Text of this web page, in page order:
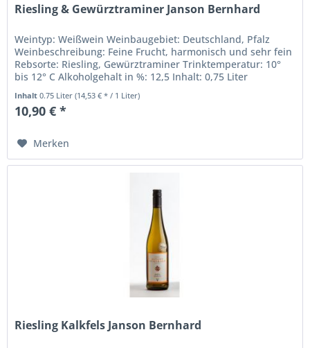
Riesling & Gewürztraminer Janson Bernhard
Weintyp: Weißwein Weinbaugebiet: Deutschland, Pfalz
Weinbeschreibung: Feine Frucht, harmonisch und sehr fein
Rebsorte: Riesling, Gewürztraminer Trinktemperatur: 10°
bis 12° C Alkoholgehalt in %: 12,5 Inhalt: 0,75 Liter
Inhalt0.75 Liter(14,53 € * / 1 Liter)
10,90 € *
Merken
Riesling Kalkfels Janson Bernhard